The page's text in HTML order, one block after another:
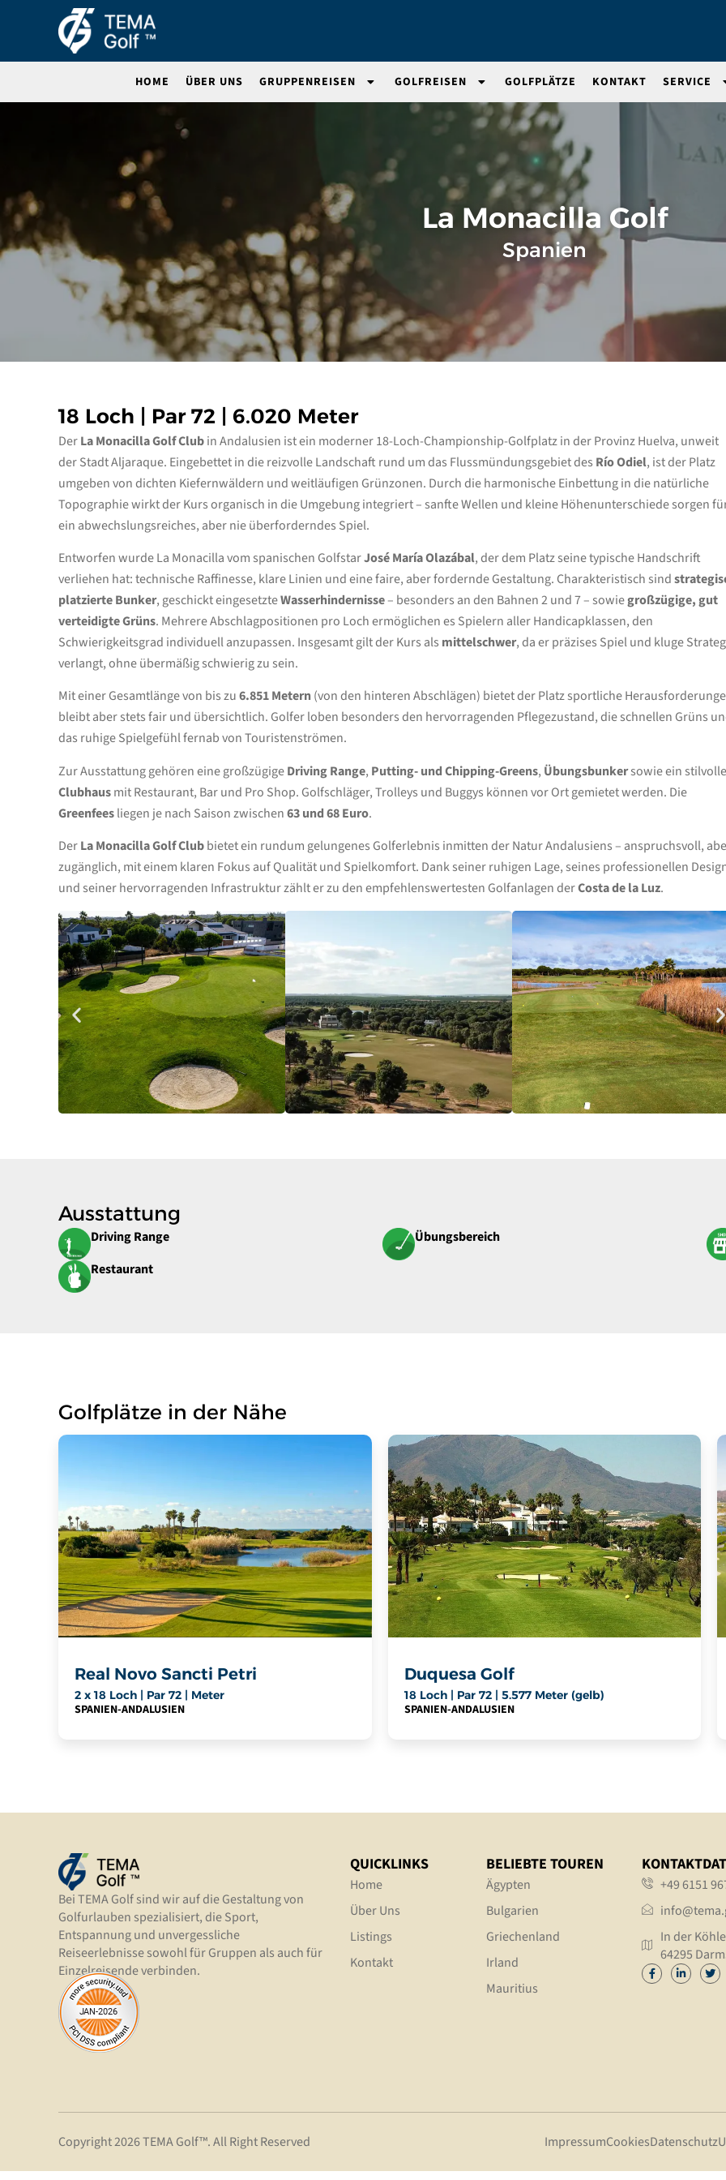
HOME ÜBER UNS GRUPPENREISEN GOLFREISEN GOLFPLÄTZE KONTAKT SERVICE
La Monacilla Golf
Spanien
18 Loch | Par 72 | 6.020 Meter
DerLa Monacilla Golf Clubin Andalusien ist ein moderner 18-Loch-Championship-Golfplatz in der Provinz Huelva, unweit
der Stadt Aljaraque. Eingebettet in die reizvolle Landschaft rund um das Flussmündungsgebiet des Río Odiel, ist der Platz
umgeben von dichten Kiefernwäldern und weitläufigen Grünzonen. Durch die harmonische Einbettung in die natürliche
Topographie wirkt der Kurs organisch in die Umgebung integriert – sanfte Wellen und kleine Höhenunterschiede sorgen
ein abwechslungsreiches, aber nie überforderndes Spiel.
Entworfen wurde La Monacilla vom spanischen GolfstarJosé María Olazábal, der dem Platz seine typische Handschrift
verliehen hat: technische Raffinesse, klare Linien und eine faire, aber fordernde Gestaltung. Charakteristisch sind
platzierte Bunker, geschickt eingesetzteWasserhindernisse– besonders an den Bahnen 2 und 7 – sowiegroßzügige, gut
verteidigte Grüns. Mehrere Abschlagpositionen pro Loch ermöglichen es Spielern aller Handicapklassen, den
Schwierigkeitsgrad individuell anzupassen. Insgesamt gilt der Kurs als mittelschwer, da er präzises Spiel und kluge
verlangt, ohne übermäßig schwierig zu sein.
Mit einer Gesamtlänge von bis zu6.851 Metern(von den hinteren Abschlägen) bietet der Platz sportliche
bleibt aber stets fair und übersichtlich. Golfer loben besonders den hervorragenden Pflegezustand, die schnellen Grüns
das ruhige Spielgefühl fernab von Touristenströmen.
Zur Ausstattung gehören eine großzügigeDriving Range, Putting- und Chipping-Greens, Übungsbunkersowie ein
Clubhausmit Restaurant, Bar und Pro Shop. Golfschläger, Trolleys und Buggys können vor Ort gemietet werden. Die
Greenfeesliegen je nach Saison zwischen63 und 68 Euro.
DerLa Monacilla Golf Clubbietet ein rundum gelungenes Golferlebnis inmitten der Natur Andalusiens – anspruchsvoll,
zugänglich, mit einem klaren Fokus auf Qualität und Spielkomfort. Dank seiner ruhigen Lage, seines professionellen
und seiner hervorragenden Infrastruktur zählt er zu den empfehlenswertesten Golfanlagen derCosta de la Luz.
Ausstattung
Driving Range
Übungsbereich
Restaurant
Golfplätze in der Nähe
Real Novo Sancti Petri
2 x 18 Loch | Par 72 | Meter
SPANIEN-ANDALUSIEN
Duquesa Golf
18 Loch | Par 72 | 5.577 Meter (gelb)
SPANIEN-ANDALUSIEN
Bei TEMA Golf sind wir auf die Gestaltung von
Golfurlauben spezialisiert, die Sport,
Entspannung und unvergessliche
Reiseerlebnisse sowohl für Gruppen als auch für
Einzelreisende verbinden.
QUICKLINKS
Home
Über Uns
Listings
Kontakt
BELIEBTE TOUREN
Ägypten
Bulgarien
Griechenland
Irland
Mauritius
+49 6151
In der
64295
Copyright 2026 TEMA Golf™. All Right Reserved ImpressumCookiesDatenschutz